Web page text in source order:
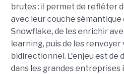
brutes : il permet de refléter
avec leur couche
Snowflake, de les enrichir
learning, puis de les renvoyer
bidirectionnel. L'enjeu est de
dans les grandes entreprises